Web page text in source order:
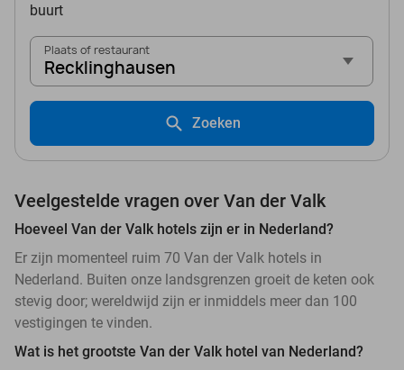
buurt
Plaats of restaurant
Recklinghausen
Zoeken
Veelgestelde vragen over Van der Valk
Hoeveel Van der Valk hotels zijn er in Nederland?
Er zijn momenteel ruim 70 Van der Valk hotels in
Nederland. Buiten onze landsgrenzen groeit de keten ook
stevig door; wereldwijd zijn er inmiddels meer dan 100
vestigingen te vinden.
Wat is het grootste Van der Valk hotel van Nederland?